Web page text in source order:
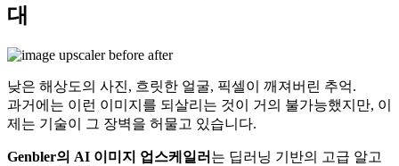
대
낮은 해상도의 사진, 흐릿한 얼굴, 픽셀이 깨져버린 추억.
과거에는 이런 이미지를 되살리는 것이 거의 불가능했지만, 이
제는 기술이 그 장벽을 허물고 있습니다.
Genbler의 AI 이미지 업스케일러 는 딥러닝 기반의 고급 알고